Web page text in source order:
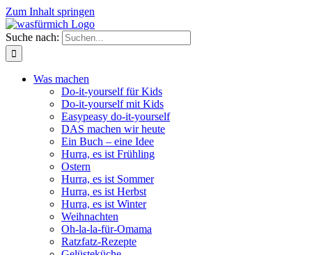
Zum Inhalt springen
Suche nach:
Was machen
Do-it-yourself für Kids
Do-it-yourself mit Kids
Easypeasy do-it-yourself
DAS machen wir heute
Ein Buch – eine Idee
Hurra, es ist Frühling
Ostern
Hurra, es ist Sommer
Hurra, es ist Herbst
Hurra, es ist Winter
Weihnachten
Oh-la-la-für-Omama
Ratzfatz-Rezepte